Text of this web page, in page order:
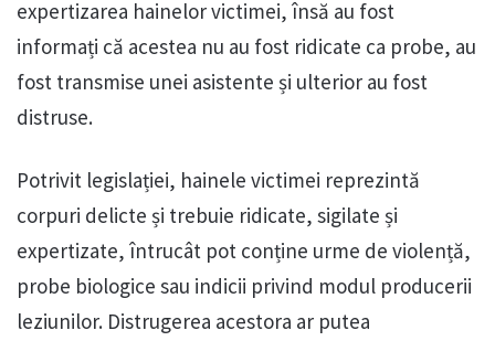
expertizarea hainelor victimei, însă au fost
informați că acestea nu au fost ridicate ca probe, au
fost transmise unei asistente și ulterior au fost
distruse.
Potrivit legislației, hainele victimei reprezintă
corpuri delicte și trebuie ridicate, sigilate și
expertizate, întrucât pot conține urme de violență,
probe biologice sau indicii privind modul producerii
leziunilor. Distrugerea acestora ar putea